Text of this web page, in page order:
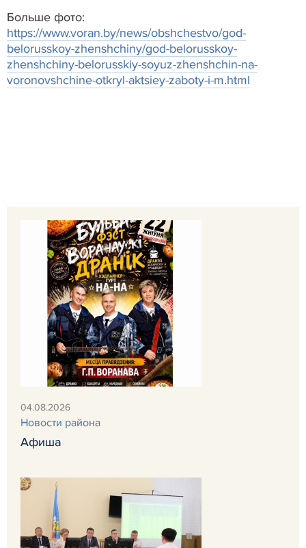
Больше фото:
https://www.voran.by/news/obshchestvo/god-
belorusskoy-zhenshchiny/god-belorusskoy-
zhenshchiny-belorusskiy-soyuz-zhenshchin-na-
voronovshchine-otkryl-aktsiey-zaboty-i-m.html
04.08.2026
Новости района
Афиша